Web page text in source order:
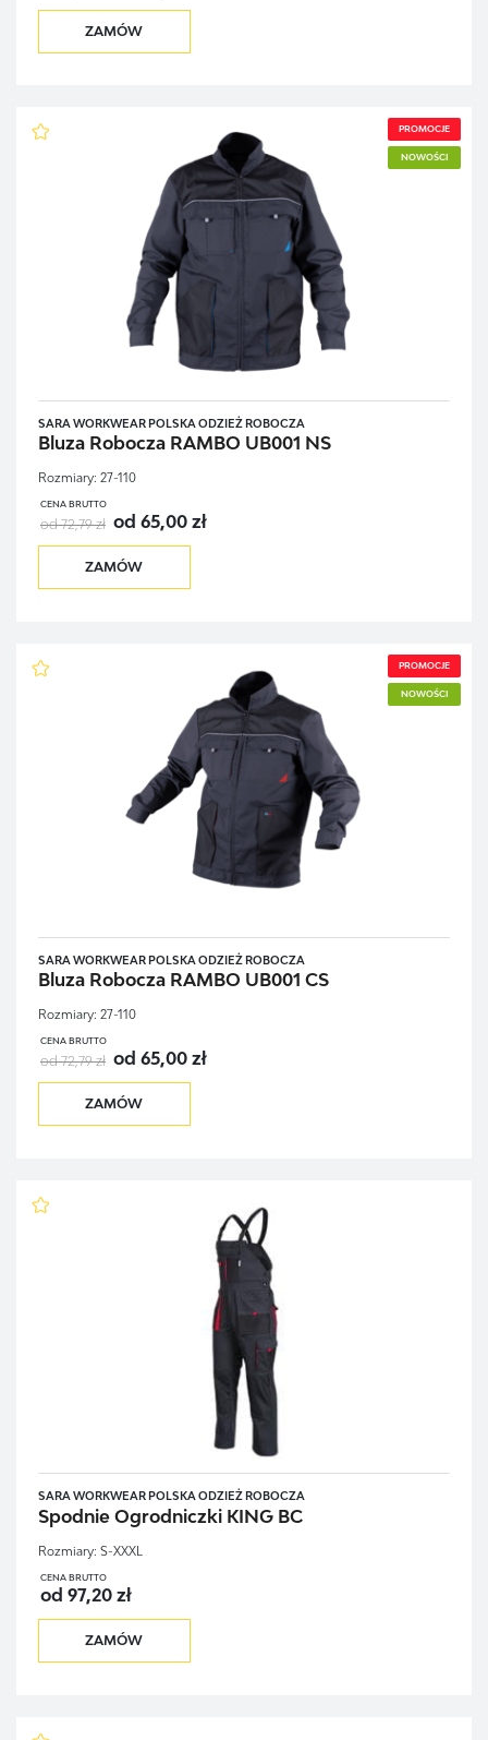
ZAMÓW
PROMOCJE
NOWOŚCI
SARA WORKWEAR POLSKA ODZIEŻ ROBOCZA
Bluza Robocza RAMBO UB001 NS
Rozmiary: 27-110
CENA BRUTTO
od 72,79 zł od 65,00 zł
ZAMÓW
PROMOCJE
NOWOŚCI
SARA WORKWEAR POLSKA ODZIEŻ ROBOCZA
Bluza Robocza RAMBO UB001 CS
Rozmiary: 27-110
CENA BRUTTO
od 72,79 zł od 65,00 zł
ZAMÓW
SARA WORKWEAR POLSKA ODZIEŻ ROBOCZA
Spodnie Ogrodniczki KING BC
Rozmiary: S-XXXL
CENA BRUTTO
od 97,20 zł
ZAMÓW